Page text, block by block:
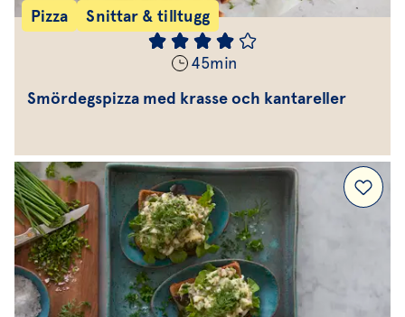
Pizza Snittar & tilltugg
45min
Smördegspizza med krasse och kantareller